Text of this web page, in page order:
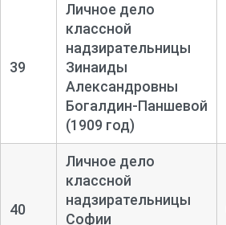
39
Личное дело
классной
надзирательницы
Зинаиды
Александровны
Богалдин-Паншевой
(1909 год)
40
Личное дело
классной
надзирательницы
Софии